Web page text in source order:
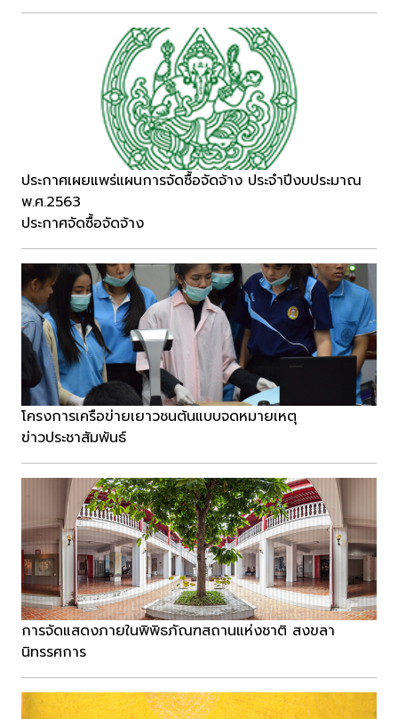
ประกาศเผยแพร่แผนการจัดซื้อจัดจ้าง ประจำปีงบประมาณ
พ.ศ.2563
ประกาศจัดซื้อจัดจ้าง
โครงการเครือข่ายเยาวชนต้นแบบจดหมายเหตุ
ข่าวประชาสัมพันธ์
การจัดแสดงภายในพิพิธภัณฑสถานแห่งชาติ สงขลา
นิทรรศการ